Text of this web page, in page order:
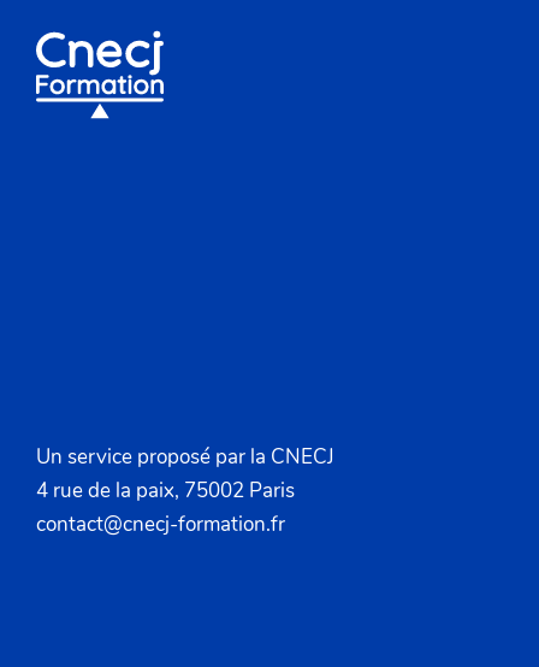
Un service proposé par la CNECJ
4 rue de la paix, 75002 Paris
contact@cnecj-formation.fr